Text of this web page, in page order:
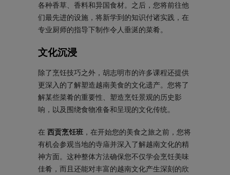
各种香草、香料和异国食材。之后，您将前往他
们最先进的设施，将新学到的知识付诸实践，在
专业厨师的指导下制作令人垂涎的菜肴。
文化沉浸
除了烹饪技巧之外，胡志明市的许多课程还提供
更深入的了解塑造越南美食的文化遗产。您将了
解某些菜肴的重要性、塑造烹饪景观的历史影
响，以及围绕食物准备和呈现的文化传统。
在 西贡烹饪班 ，在开始您的美食之旅之前，您将
有机会参观当地的寺庙并深入了解越南文化的精
神方面。这种整体方法确保您不仅学会烹饪美味
佳肴，而且还能对丰富的越南文化产生深刻的欣